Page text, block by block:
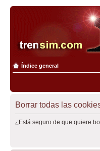
Índice general
Borrar todas las
¿Está seguro de que quiere